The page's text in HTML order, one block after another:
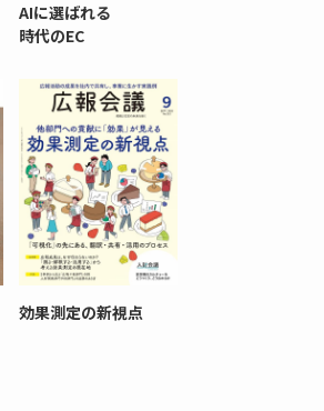
AIに選ばれる
時代のEC
効果測定の新視点